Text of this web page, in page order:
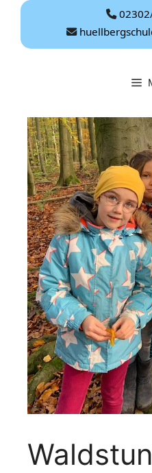
Zum
springen